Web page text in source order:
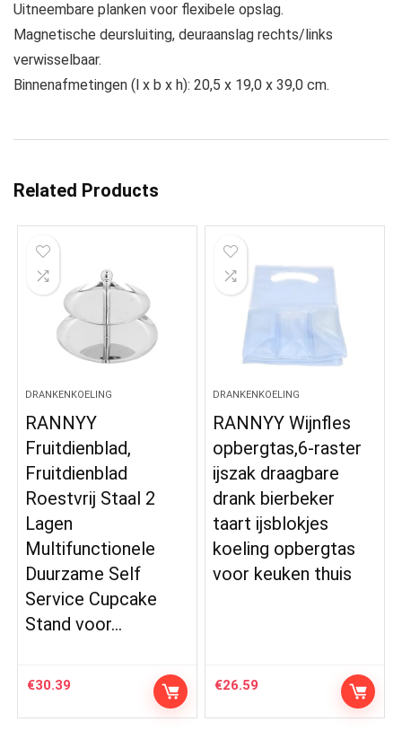
Uitneembare planken voor flexibele opslag.
Magnetische deursluiting, deuraanslag rechts/links
verwisselbaar.
Binnenafmetingen (l x b x h): 20,5 x 19,0 x 39,0 cm.
Related Products
DRANKENKOELING
RANNYY
Fruitdienblad,
Fruitdienblad
Roestvrij Staal 2
Lagen
Multifunctionele
Duurzame Self
Service Cupcake
Stand voor…
€30.39
DRANKENKOELING
RANNYY Wijnfles
opbergtas,6-raster
ijszak draagbare
drank bierbeker
taart ijsblokjes
koeling opbergtas
voor keuken thuis
€26.59